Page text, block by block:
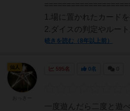
1.場に置かれたカード
2.ダイスの判定やルー
続きを読む（8年以上前）
595名 0名
一度遊んだら二度と遊
仙人